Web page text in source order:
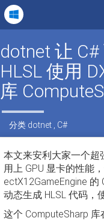
dotnet 让
HLSL 使用
库
分类 dotnet C#
本文来安利大家一个超
用上 GPU 显卡的性能
ectX12GameEngine
动态生成 HLSL 代码，
这个 ComputeSharp